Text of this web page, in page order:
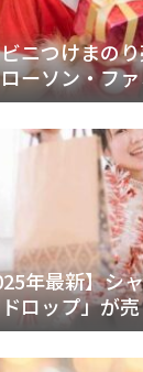
ニつけまの
ーソン・フ
や薬局、
とめ
年最新】シ
ロップ」が
販売終了理
説！